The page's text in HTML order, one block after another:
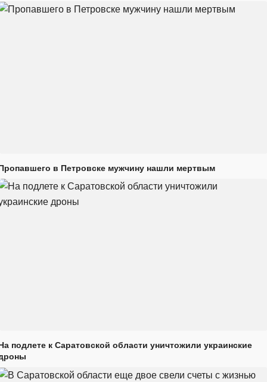
в Петровске мужчину нашли мертвым
подлете к Саратовской области уничтожили украинские